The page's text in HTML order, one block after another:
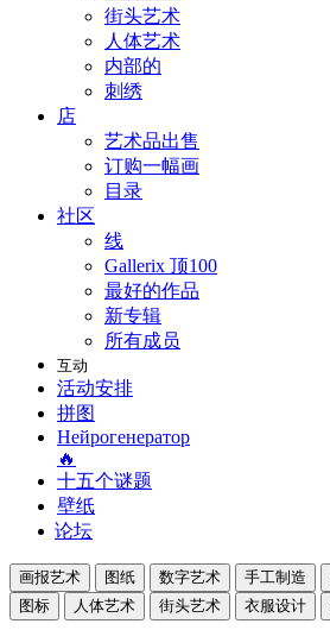
街头艺术
人体艺术
内部的
刺绣
店
艺术品出售
订购一幅画
目录
社区
线
Gallerix 顶100
最好的作品
新专辑
所有成员
互动
活动安排
拼图
Нейрогенератор
🔥
十五个谜题
壁纸
论坛
画报艺术 图纸 数字艺术 手工制造
图标
人体艺术 街头艺术 衣服设计